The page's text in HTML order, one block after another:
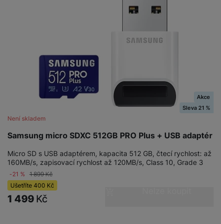
Samsung micro SDXC 512GB PRO Plus + USB adaptér
Není skladem
Akce
Sleva 21 %
Micro SD s USB adaptérem, kapacita 512 GB, čtecí rychlost: až
160MB/s, zapisovací rychlost až 120MB/s, Class 10, Grade 3
-21 % 1 899Kč
Ušetříte 400 Kč
1 499 Kč